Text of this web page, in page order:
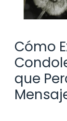
Cómo
que